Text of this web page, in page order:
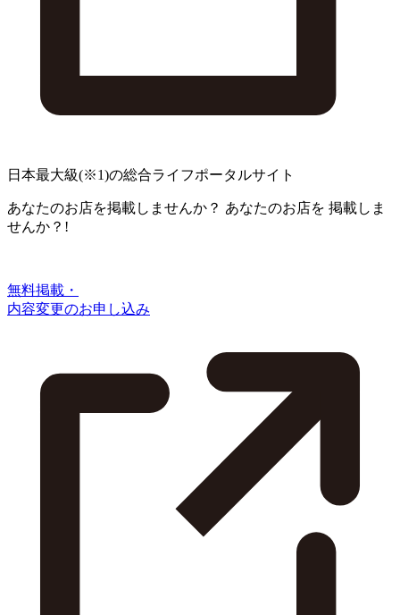
日本最大級(※1)の総合ライフポータルサイト
あなたのお店を掲載しませんか？ あなたのお店を 掲載しま
せんか？!
無料掲載・
内容変更のお申し込み